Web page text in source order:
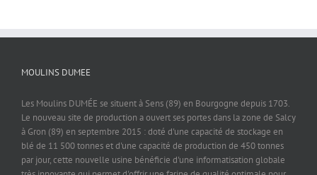
MOULINS DUMEE
Les Moulins DUMÉE se situent à Sens (89) en Bourgogne depuis 1703.
Le nouveau site de production a ouvert ses portes dans la zone de Salcy
à Gron (89) en septembre 2015 : doté d'une capacité de stockage en
blé de 11 500 tonnes et d'une capacité de production de 450 tonnes
par jour, cette nouvelle usine bénéficie d'une informatisation globale